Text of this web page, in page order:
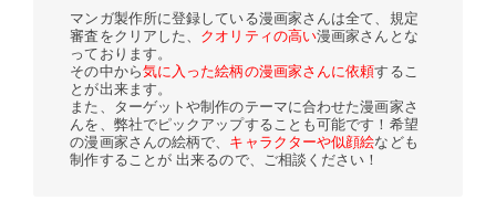
マンガ製作所に登録している漫画家さんは全て、規定
審査をクリアした、 クオリティの高い漫画家さんとな
っております。
その中から気に入った絵柄の漫画家さんに依頼するこ
とが出来ます。
また、ターゲットや制作のテーマに合わせた漫画家さ
んを、弊社でピックアップすることも可能です！希望
の漫画家さんの絵柄で、 キャラクターや似顔絵なども
制作することが 出来るので、ご相談ください！